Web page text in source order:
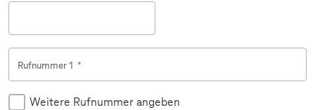
Rufnummer 1 *
Weitere Rufnummer angeben